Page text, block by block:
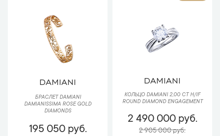
DAMIANI
БРАСЛЕТ DAMIANI
DAMIANISSIMA ROSE GOLD
DIAMONDS
195 050 руб.
DAMIANI
КОЛЬЦО DAMIANI 2,00 CT H/IF
ROUND DIAMOND ENGAGEMENT
2 490 000 руб.
2 905 000 руб.